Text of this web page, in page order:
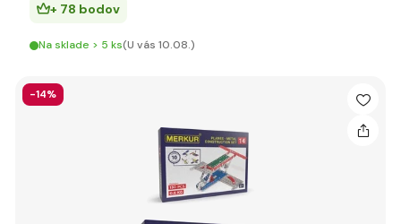
+ 78 bodov
Na sklade > 5 ks(U vás 10.08.)
-14%